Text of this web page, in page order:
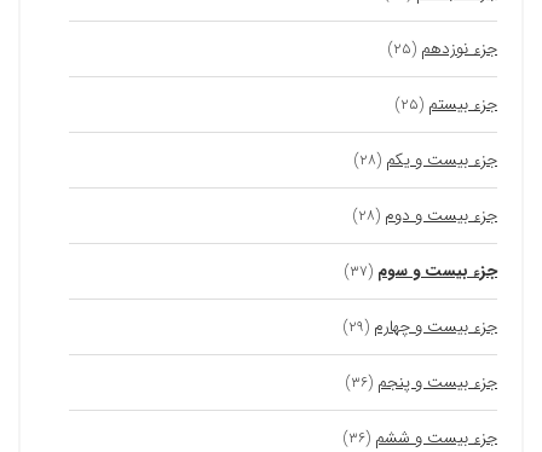
جزء نوزدهم (۲۵)
جزء بیستم (۲۵)
جزء بیست و یکم (۲۸)
جزء بیست و دوم (۲۸)
جزء بیست و سوم (۳۷)
جزء بیست و چهارم (۲۹)
جزء بیست و پنجم (۳۶)
جزء بیست و ششم (۳۶)